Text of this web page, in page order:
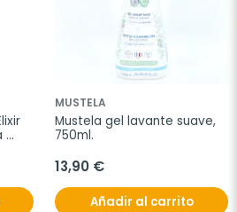
MUSTELA
Mustela gel lavante suave,
750ml.
13,90 €
Añadir al carrito